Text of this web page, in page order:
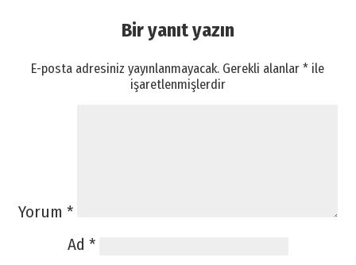
Bir yanıt yazın
E-posta adresiniz yayınlanmayacak. Gerekli alanlar* ile
işaretlenmişlerdir
Yorum *
Ad *